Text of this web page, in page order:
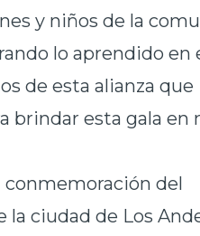
y niños de la
lo aprendido
de esta alianza
brindar esta gala en
conmemoración del
la ciudad de Los